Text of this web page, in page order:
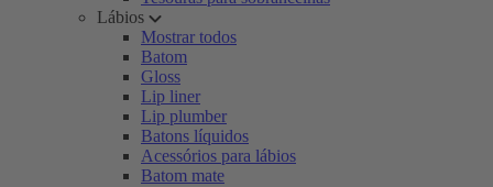
Lábios
Mostrar todos
Batom
Gloss
Lip liner
Lip plumber
Batons líquidos
Acessórios para lábios
Batom mate